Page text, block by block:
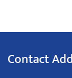
Contact